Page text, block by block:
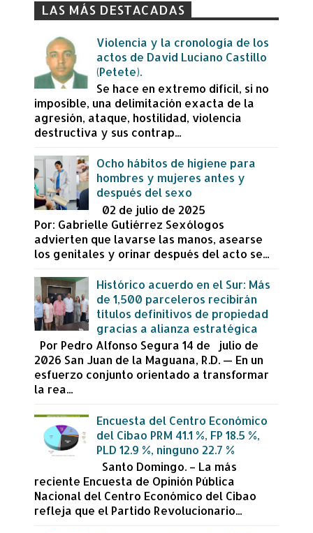
LAS MÁS DESTACADAS
Violencia y la cronología de los
actos de David Luciano Castillo
(Petete).
Se hace en extremo difícil, si no
imposible, una delimitación exacta de la
agresión, ataque, hostilidad, violencia
destructiva y sus contrap...
Ocho hábitos de higiene para
hombres y mujeres antes y
después del sexo
02 de julio de 2025
Por: Gabrielle Gutiérrez Sexólogos
advierten que lavarse las manos, asearse
los genitales y orinar después del acto se...
Histórico acuerdo en el Sur: Más
de 1,500 parceleros recibirán
títulos definitivos de propiedad
gracias a alianza estratégica
Por Pedro Alfonso Segura 14 de julio de
2026 San Juan de la Maguana, R.D. — En un
esfuerzo conjunto orientado a transformar
la rea...
Encuesta del Centro Económico
del Cibao PRM 41.1 %, FP 18.5 %,
PLD 12.9 %, ninguno 22.7 %
Santo Domingo. – La más
reciente Encuesta de Opinión Pública
Nacional del Centro Económico del Cibao
refleja que el Partido Revolucionario...